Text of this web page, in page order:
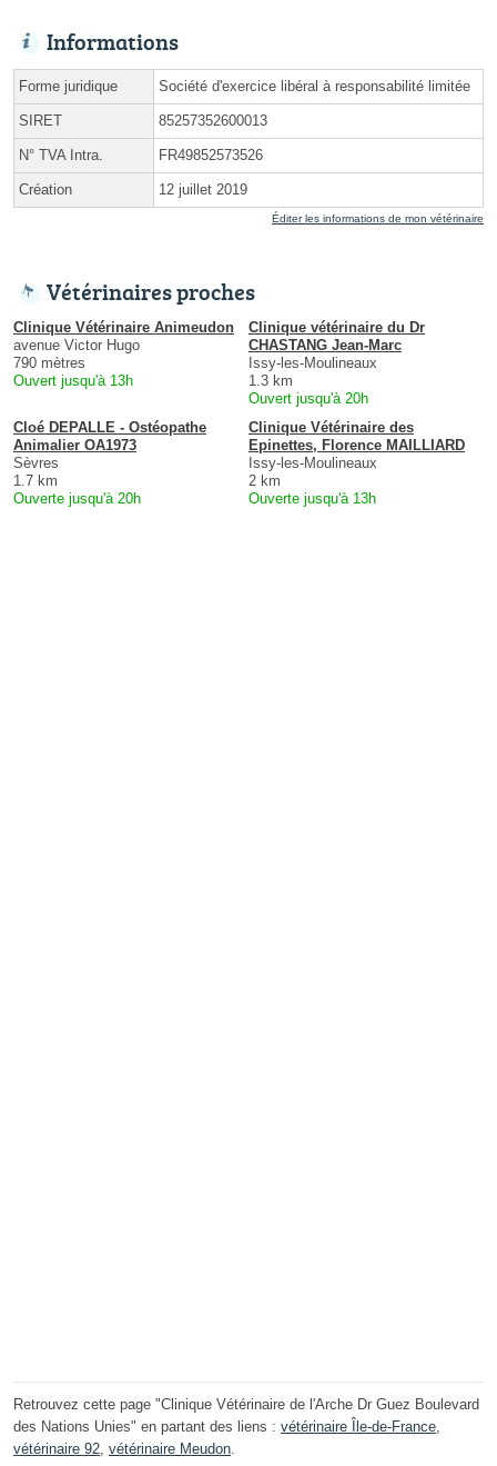
Informations
Forme juridique Société d'exercice libéral à responsabilité limitée
SIRET 85257352600013
N° TVA Intra. FR49852573526
Création 12 juillet 2019
Éditer les informations de mon vétérinaire
Vétérinaires proches
Clinique Vétérinaire Animeudon
avenue Victor Hugo
790 mètres
Ouvert jusqu'à 13h
Clinique vétérinaire du Dr
CHASTANG Jean-Marc
Issy-les-Moulineaux
1.3 km
Ouvert jusqu'à 20h
Cloé DEPALLE - Ostéopathe
Animalier OA1973
Sèvres
1.7 km
Ouverte jusqu'à 20h
Clinique Vétérinaire des
Epinettes, Florence MAILLIARD
Issy-les-Moulineaux
2 km
Ouverte jusqu'à 13h
Retrouvez cette page "Clinique Vétérinaire de l'Arche Dr Guez Boulevard
des Nations Unies" en partant des liens : vétérinaire Île-de-France,
vétérinaire 92, vétérinaire Meudon.